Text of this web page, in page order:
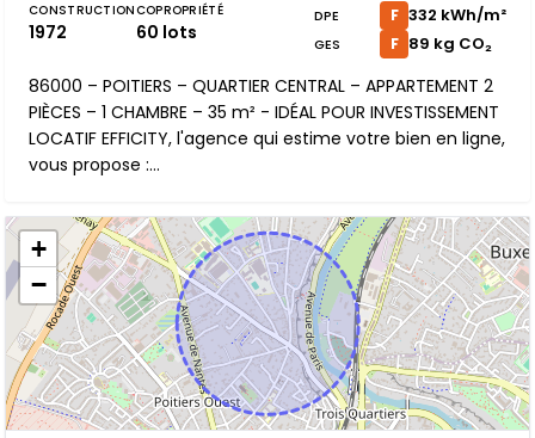
CONSTRUCTION
1972
COPROPRIÉTÉ
60 lots
DPE F 332 kWh/m²
GES F 89 kg CO₂
86000 – POITIERS – QUARTIER CENTRAL – APPARTEMENT 2
PIÈCES – 1 CHAMBRE – 35 m² - IDÉAL POUR INVESTISSEMENT
LOCATIF EFFICITY, l'agence qui estime votre bien en ligne,
vous propose :...
+
−